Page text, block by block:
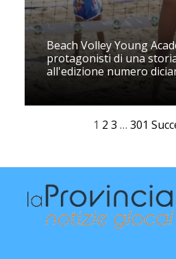
Beach Volley Young
protagonisti di una
all'edizione numero
1 2 3 … 301